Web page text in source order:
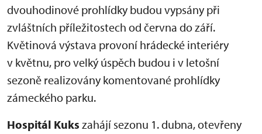
dvouhodinové prohlídky budou vypsány při
zvláštních příležitostech od června do září.
Květinová výstava provoní hrádecké interiéry
v květnu, pro velký úspěch budou i v letošní
sezoně realizovány komentované prohlídky
zámeckého parku.
Hospitál Kuks zahájí sezonu 1. dubna, otevřeny